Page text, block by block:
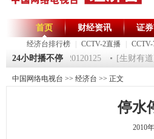
首页
经济台排行榜 CCTV-2直播
财经资讯 证
24小时播不停
《第一时间》 20120125 [生财有道]
中国网络电视台 >> 经济台 >> 正文
停水
2010